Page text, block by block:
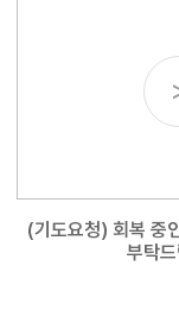
(기도요청) 회복 중
부탁